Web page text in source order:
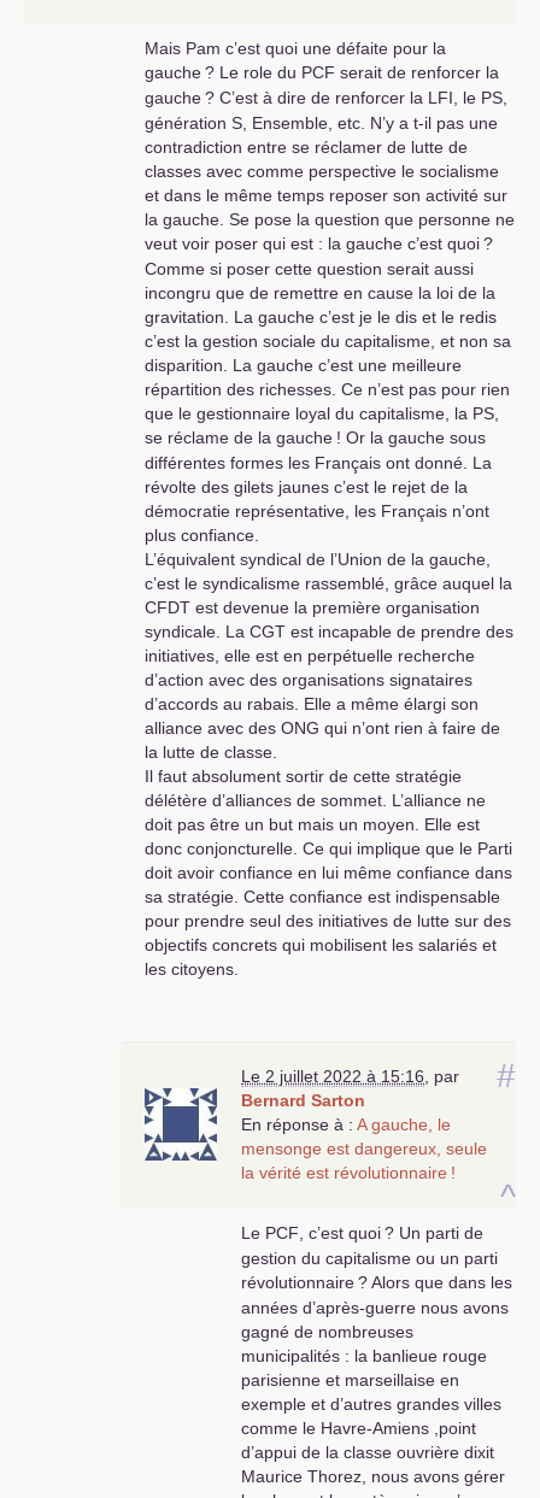
beurre sur les cadavres sans rien
régler des affaires de la planète. La
France est gouverné, avec l’accord
d’une minorité de français, par des
incapables bourgeois qui ne voit
que leur portefeuille et les plaisirs
que ça procure dans la corruption ,
les vices sexuels et la griserie du
pouvoir sans pouvoir réel
....Mélenchon ne peut être seul
responsable de ce moment
désastreux du pays, même s’il a
participé à l’aventure
Mitterrandienne qui a laissé faire
les capitalistes français détruire le
pays alors que De Gaulle,malgré
ses défauts aristocratiques, a
défendu une certaine idée de la
France dans le monde.
Le processus révolutionnaire est
absolument nécessaire aujourd’hui
et les communistes doivent s’y
préparer comme nos anciens dans
la résistance. La bourgeoisie
française ,affaiblie
économiquement par les
bourgeoisies anglo-saxonne et
asiatique, peut être battue par une
révolte populaire massive (voyez
comme elle tremblait au moment
des gilets jaunes) où les
révolutionnaires communistes et
progressistes démontreront leur
créativité et leurs capacités à
régénérer le pays dans toutes ses
compétences productives et
culturelles ...Macron et ses sbires ,
de même que les fascistes ne nous
c’est possible très bientôt car nous
avons un peuple dans sa masse
tout comme en 1789 . 5
eou 6
république , c’est toujours une
salariés commandent en recréant
des usines où les ouvriers
créateurs de richesses sont les
maitres ça c’est une république de
producteurs de biens matériels et
culturels, ça c’est l’avenir de la
France et de :la planète ... .A bon
entendeur salut ,poing levé dans la
bonne direction ...Bourgeois je vous
hais et vous le méritez,
disparaissez de la planète on s’en
Mais Pam c’est quoi une défaite pour la
gauche? Le role du PCF serait de renforcer la
gauche? C’est à dire de renforcer la LFI , le PS
génération S, Ensemble, etc. N’y a t-il pas une
contradiction entre se réclamer de lutte de
classes avec comme perspective le socialisme
et dans le même temps reposer son activité sur
la gauche. Se pose la question que personne ne
veut voir poser qui est : la gauche c’est quoi?
Comme si poser cette question serait aussi
incongru que de remettre en cause la loi de la
gravitation. La gauche c’est je le dis et le redis
c’est la gestion sociale du capitalisme, et non sa
disparition. La gauche c’est une meilleure
répartition des richesses. Ce n’est pas pour rien
que le gestionnaire loyal du capitalisme, la PS
se réclame de la gauche ! Or la gauche sous
différentes formes les Français ont donné. La
révolte des gilets jaunes c’est le rejet de la
démocratie représentative, les Français n’ont
plus confiance.
L’équivalent syndical de l’Union de la gauche,
c’est le syndicalisme rassemblé, grâce auquel la
CFDT est devenue la première organisation
syndicale. La CGT est incapable de prendre des
initiatives, elle est en perpétuelle recherche
d’action avec des organisations signataires
d’accords au rabais. Elle a même élargi son
alliance avec des ONG qui n’ont rien à faire de
la lutte de classe.
Il faut absolument sortir de cette stratégie
délétère d’alliances de sommet. L’alliance ne
doit pas être un but mais un moyen. Elle est
donc conjoncturelle. Ce qui implique que le Parti
doit avoir confiance en lui même confiance dans
sa stratégie. Cette confiance est indispensable
pour prendre seul des initiatives de lutte sur des
objectifs concrets qui mobilisent les salariés et
les citoyens.
#
^
Le 2 juillet 2022 à 15:16
par
Bernard Sarton
En réponse à : A gauche, le
mensonge est dangereux, seule
la vérité est révolutionnaire !
Le PCF , c’est quoi? Un parti de
gestion du capitalisme ou un parti
révolutionnaire? Alors que dans les
années d’après-guerre nous avons
gagné de nombreuses
municipalités : la banlieue rouge
parisienne et marseillaise en
exemple et d’autres grandes villes
comme le Havre-Amiens ,point
d’appui de la classe ouvrière dixit
Maurice Thorez, nous avons gérer